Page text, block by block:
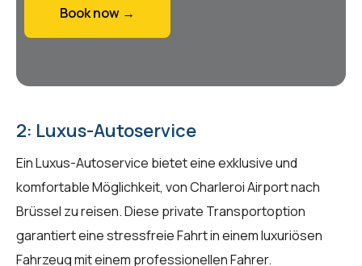
Book now →
2: Luxus-Autoservice
Ein Luxus-Autoservice bietet eine exklusive und
komfortable Möglichkeit, von Charleroi Airport nach
Brüssel zu reisen. Diese private Transportoption
garantiert eine stressfreie Fahrt in einem luxuriösen
Fahrzeug mit einem professionellen Fahrer.